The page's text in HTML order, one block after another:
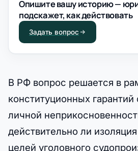
Опишите вашу историю —
подскажет, как действовать
Задать вопрос
В РФ вопрос решается в
конституционных
личной
действительно ли
целей уголовного